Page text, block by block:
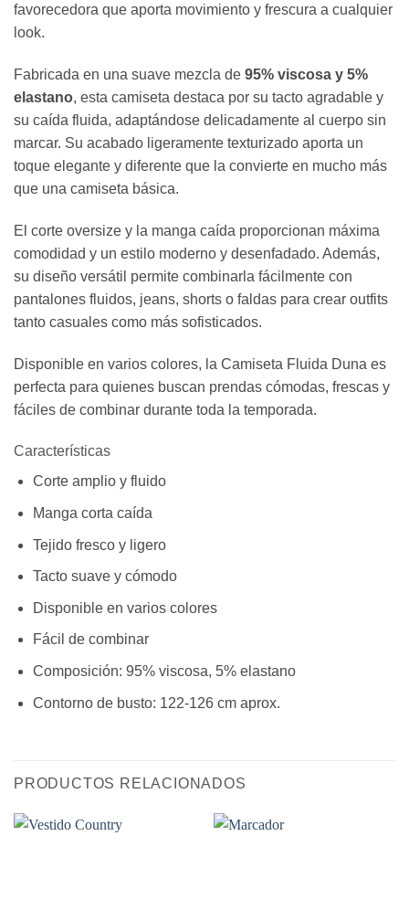
favorecedora que aporta movimiento y frescura a cualquier
look.
Fabricada en una suave mezcla de 95% viscosa y 5%
elastano, esta camiseta destaca por su tacto agradable y
su caída fluida, adaptándose delicadamente al cuerpo sin
marcar. Su acabado ligeramente texturizado aporta un
toque elegante y diferente que la convierte en mucho más
que una camiseta básica.
El corte oversize y la manga caída proporcionan máxima
comodidad y un estilo moderno y desenfadado. Además,
su diseño versátil permite combinarla fácilmente con
pantalones fluidos, jeans, shorts o faldas para crear outfits
tanto casuales como más sofisticados.
Disponible en varios colores, la Camiseta Fluida Duna es
perfecta para quienes buscan prendas cómodas, frescas y
fáciles de combinar durante toda la temporada.
Características
Corte amplio y fluido
Manga corta caída
Tejido fresco y ligero
Tacto suave y cómodo
Disponible en varios colores
Fácil de combinar
Composición: 95% viscosa, 5% elastano
Contorno de busto: 122-126 cm aprox.
PRODUCTOS RELACIONADOS